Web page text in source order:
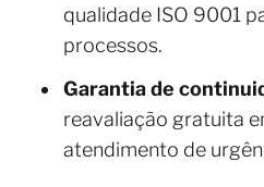
qualidade ISO 9001
processos.
Garantia de
reavaliação gratuita
atendimento de